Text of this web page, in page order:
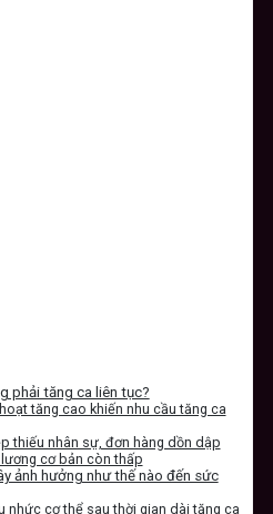
phải tăng ca liên tục?
tăng cao khiến nhu cầu tăng ca
thiếu nhân sự, đơn hàng dồn dập
cơ bản còn thấp
ảnh hưởng như thế nào đến sức
nhức cơ thể sau thời gian dài tăng ca